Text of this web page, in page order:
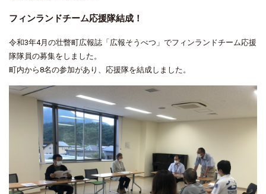
フィンランドチーム応援隊結成！
令和3年4月の壮瞥町広報誌「広報そうべつ」でフィンランドチーム応援
隊隊員の募集をしました。
町内から8名の参加があり、応援隊を結成しました。